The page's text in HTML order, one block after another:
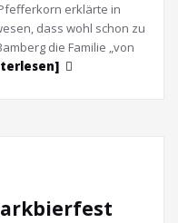
erklärte in
dass wohl schon zu
die Familie „von